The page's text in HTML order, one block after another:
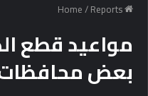
/Reports
مواعيد قطع
بعض